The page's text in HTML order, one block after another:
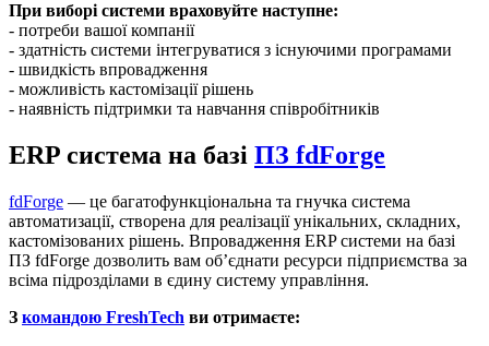
При виборі системи враховуйте наступне:
- потреби вашої компанії
- здатність системи інтегруватися з існуючими програмами
- швидкість впровадження
- можливість кастомізації рішень
- наявність підтримки та навчання співробітників
ERP система на базі ПЗ fdForge
fdForge — це багатофункціональна та гнучка система
автоматизації, створена для реалізації унікальних, складних,
кастомізованих рішень. Впровадження ERP системи на базі
ПЗ fdForge дозволить вам об’єднати ресурси підприємства за
всіма підрозділами в єдину систему управління.
З командою FreshTech ви отримаєте: